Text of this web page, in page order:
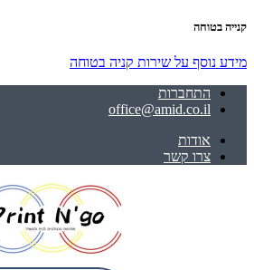
קנייה בטוחה
מידע נוסף על שירות קניה בטוחה
התחברות
office@amid.co.il
אודות
צרו קשר